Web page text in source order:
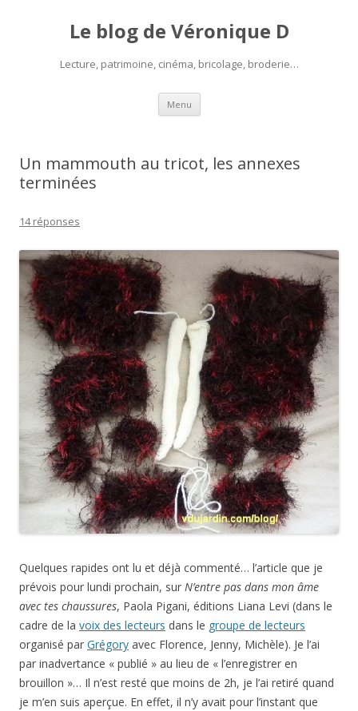
Le blog de Véronique D
Lecture, patrimoine, cinéma, bricolage, broderie…
Menu Aller
contenu
Un mammouth au tricot, les annexes
terminées
14 réponses
Quelques rapides ont lu et déjà commenté… l’article que je
prévois pour lundi prochain, sur N’entre pas dans mon âme
avec tes chaussures, Paola Pigani, éditions Liana Levi (dans le
cadre de la voix des lecteurs dans le groupe de lecteurs
organisé par Grégory avec Florence, Jenny, Michèle). Je l’ai
par inadvertance « publié » au lieu de « l’enregistrer en
brouillon »… Il n’est resté que moins de 2h, je l’ai retiré quand
je m’en suis aperçue. En effet, il n’y avait pour l’instant que